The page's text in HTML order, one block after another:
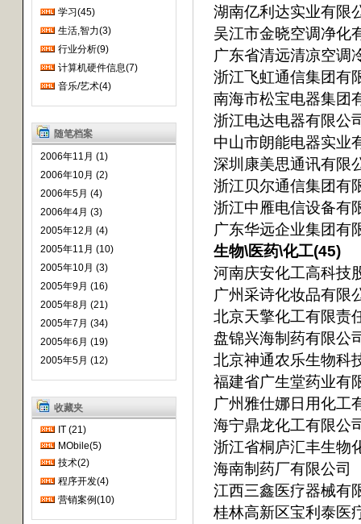
学习(45)
生活,智力(3)
行业分析(9)
计算机硬件信息(7)
音乐/艺术(4)
随笔档案
2006年11月 (1)
2006年10月 (2)
2006年5月 (4)
2006年4月 (3)
2005年12月 (4)
2005年11月 (10)
2005年10月 (3)
2005年9月 (16)
2005年8月 (21)
2005年7月 (34)
2005年6月 (19)
2005年5月 (12)
收藏夹
IT (21)
MObile(5)
技术(2)
程序开发(4)
营销案例(10)
湖南亿利达实业有限
吴江市金晓空调净化
广东省清远清凉空调
浙江飞虹通信集团有
南海市松宝电器集团
浙江电达电器有限公
中山市朗能电器实业
深圳康美思通讯有限
浙江贝尔通信集团有
浙江中雁电信设备有
广东华远企业集团有
生物\医药\化工(45)
河南庆安化工高科技
广州采诗化妆品有限
北京天擎化工有限责
盘锦兴海制药有限公
北京神通农乐生物科
福建省广生堂药业有
广州雅仕娜日用化工
海宁鼎龙化工有限公
浙江省桐庐汇丰生物
海南制药厂有限公司
江西三鑫医疗器械有
桂林高新区宝利泰医